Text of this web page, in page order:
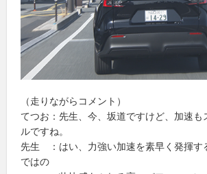
（走りながらコメント）
てつお：先生、今、坂道ですけど、加速も
ルですね。
先生 ：はい、力強い加速を素早く発揮す
ではの